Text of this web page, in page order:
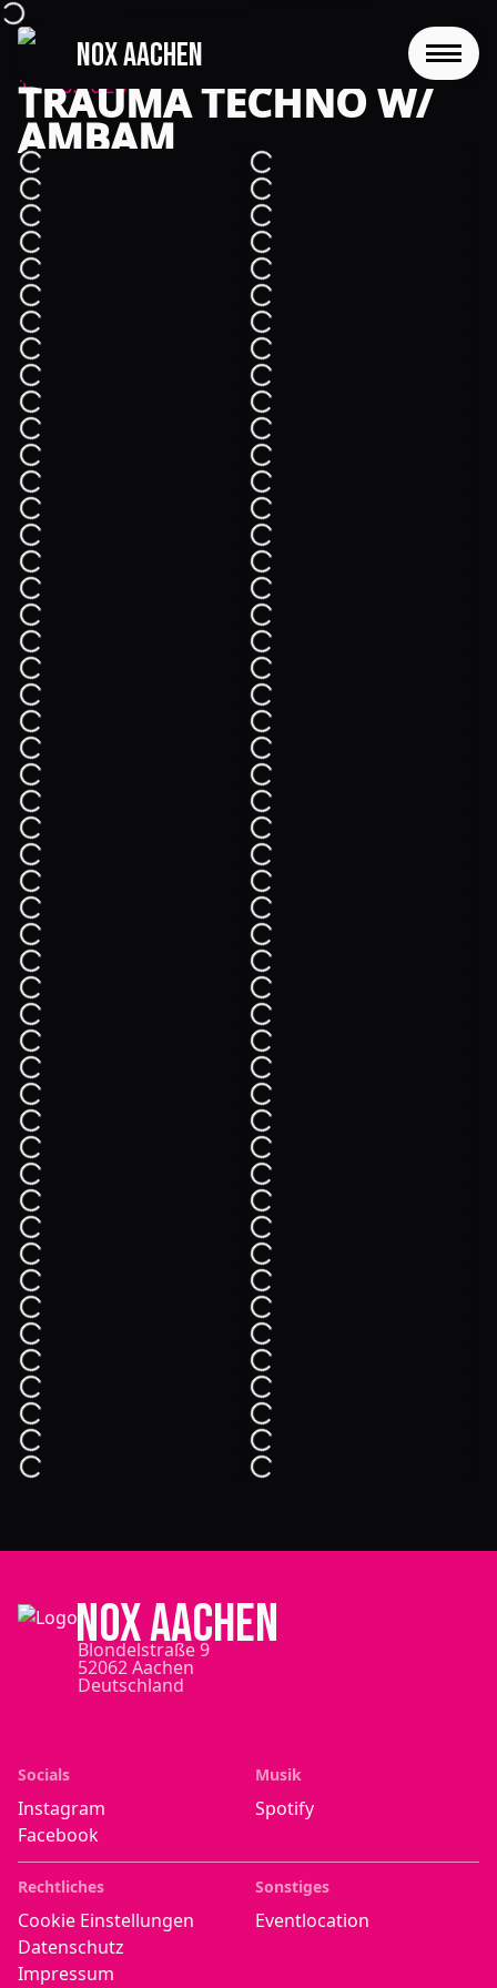
NOX Aachen
START
EVENTS
FOTOS
EVENTLOCATION
FAQS
RESERVIERUNG
JOBS
zurück
13.06.2026
TRAUMA TECHNO W/
AMBAM
NOX Aachen
Blondelstraße 9
52062 Aachen
Deutschland
Socials
Instagram
Facebook
Musik
Spotify
Rechtliches
Cookie Einstellungen
Datenschutz
Impressum
Sonstiges
Eventlocation